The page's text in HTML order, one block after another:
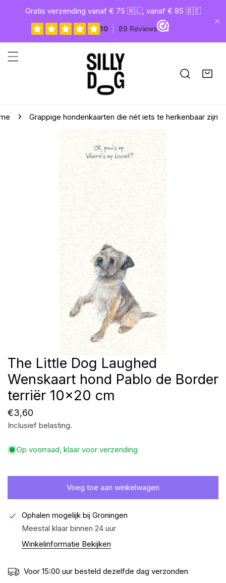
naar artikel
Gratis verzending vanaf € 75 🇳🇱, vanaf € 85 🇧🇪
Grappige hondenkaarten die nét iets te herkenbaar zijn
Open media in galerijweergave
The Little Dog Laughed
Wenskaart hond Pablo de Border
terriër 10x20 cm
Normale
prijs
€3,60
Inclusief belasting.
Op voorraad, klaar voor verzending
Voeg toe aan winkelwagen
Ophalen mogelijk bij Groningen
Meestal klaar binnen 24 uur
Winkelinformatie Bekijken
Voor 15:00 uur besteld dezelfde dag verzonden